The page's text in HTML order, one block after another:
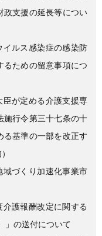
政支援の延長等につい
イルス感染症の感染防
るための留意事項につ
臣が定める介護支援専
施行令第三十七条の十
る基準の一部を改正す
域づくり加速化事業市
介護報酬改定に関する
」の送付について